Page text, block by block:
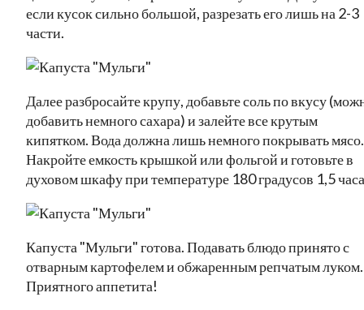
если кусок сильно большой, разрезать его лишь на 2-3
части.
Далее разбросайте крупу, добавьте соль по вкусу
добавить немного сахара) и залейте все крутым
кипятком. Вода должна лишь немного покрывать мясо.
Накройте емкость крышкой или фольгой и готовьте в
духовом шкафу при температуре 180 градусов 1,5
Капуста "Мульги" готова. Подавать блюдо принято с
отварным картофелем и обжаренным репчатым луком.
Приятного аппетита!